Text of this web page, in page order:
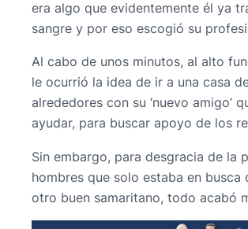
era algo que evidentemente él ya
sangre y por eso escogió su
Al cabo de unos minutos, al alto
le ocurrió la idea de ir a una casa
alrededores con su ‘nuevo amigo’
ayudar, para buscar apoyo de los
Sin embargo, para desgracia de la
hombres que solo estaba en busca
otro buen samaritano, todo acabó